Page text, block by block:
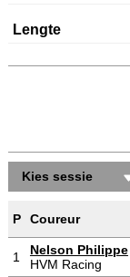
Lengte
Kies sessie
P Coureur
1
Nelson Philippe
HVM Racing